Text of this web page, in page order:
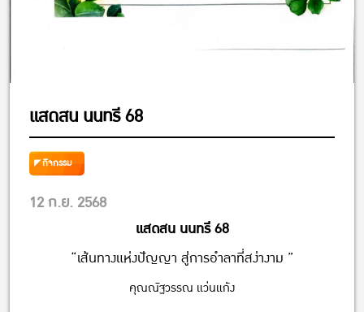
แสดสน นนทรี 68
กิจกรรม
12 ก.ย. 2568
แสดสน นนทรี 68
“เส้นทางแห่งปัญญา สู่การอำลาที่สง่างาม ”
คุณณัฐวรรณ แว่นแก้ง